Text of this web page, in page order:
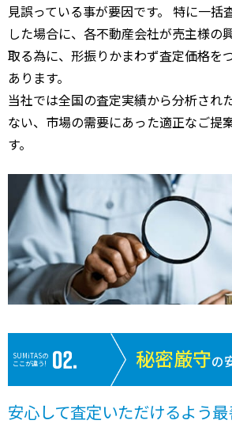
見誤っている事が要因です。 特に一括
した場合に、各不動産会社が売主様の
取る為に、形振りかまわず査定価格を
あります。
当社では全国の査定実績から分析され
ない、市場の需要にあった適正なご提
す。
SUMiTASの
ここが違う!
秘密厳守の
安心して査定いただけるよう